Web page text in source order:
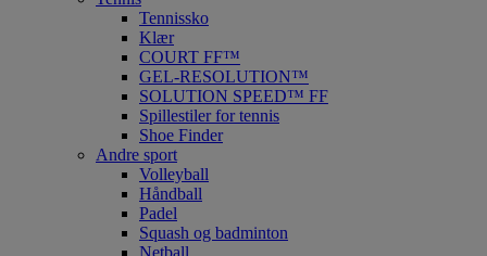
Tennissko
Klær
COURT FF™
GEL-RESOLUTION™
SOLUTION SPEED™ FF
Spillestiler for tennis
Shoe Finder
Andre sport
Volleyball
Håndball
Padel
Squash og badminton
Netball